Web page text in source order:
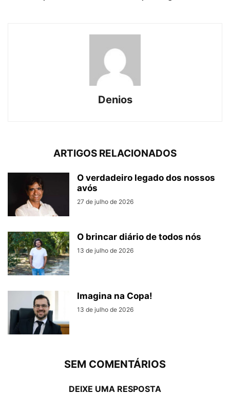
Denios
ARTIGOS RELACIONADOS
O verdadeiro legado dos nossos
avós
27 de julho de 2026
O brincar diário de todos nós
13 de julho de 2026
Imagina na Copa!
13 de julho de 2026
SEM COMENTÁRIOS
DEIXE UMA RESPOSTA